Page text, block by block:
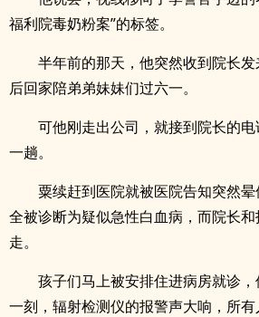
福利院毒奶粉案”的标签。
半年前的那天，他突然收到院长
后回家陪弟弟妹妹们过六一。
可他刚走出公司，就接到院长的
一趟。
粟续赶到医院就被医院告知突然
全被诊断为疑似急性白血病，而院长
走。
孩子们马上被安排住进病房就诊
一刻，辐射检测仪的报警声大响，所